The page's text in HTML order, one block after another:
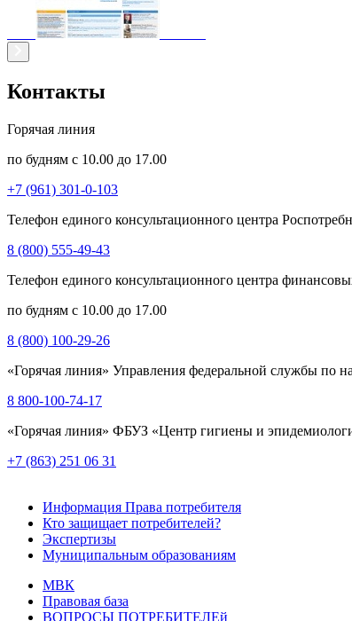
Контакты
Горячая линия
по будням с 10.00 до 17.00
+7 (961) 301-0-103
Телефон единого консультационного центра
8 (800) 555-49-43
Телефон единого консультационного центра
по будням с 10.00 до 17.00
8 (800) 100-29-26
«Горячая линия» Управления федеральной службы по
8 800-100-74-17
«Горячая линия» ФБУЗ «Центр гигиены и
+7 (863) 251 06 31
Информация Права потребителя
Кто защищает потребителей?
Экспертизы
Муниципальным образованиям
МВК
Правовая база
ВОПРОСЫ ПОТРЕБИТЕЛЕй